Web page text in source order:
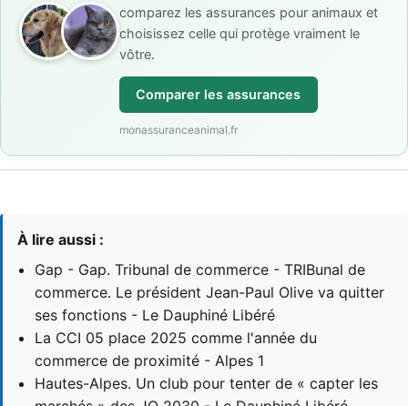
comparez les assurances pour animaux et
choisissez celle qui protège vraiment le
vôtre.
Comparer les assurances
monassuranceanimal.fr
À lire aussi :
Gap - Gap. Tribunal de commerce - TRIBunal de
commerce. Le président Jean-Paul Olive va quitter
ses fonctions - Le Dauphiné Libéré
La CCI 05 place 2025 comme l'année du
commerce de proximité - Alpes 1
Hautes-Alpes. Un club pour tenter de « capter les